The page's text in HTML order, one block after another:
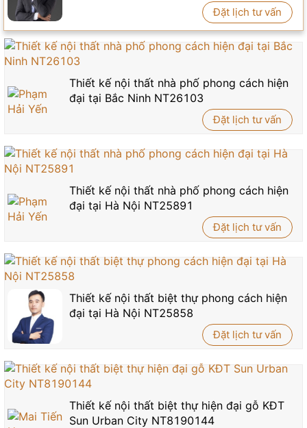
Đặt lịch tư vấn
Thiết kế nội thất nhà phố phong cách hiện
đại tại Bắc Ninh NT26103
Đặt lịch tư vấn
Thiết kế nội thất nhà phố phong cách hiện
đại tại Hà Nội NT25891
Đặt lịch tư vấn
Thiết kế nội thất biệt thự phong cách hiện
đại tại Hà Nội NT25858
Đặt lịch tư vấn
Thiết kế nội thất biệt thự hiện đại gỗ KĐT
Sun Urban City NT8190144